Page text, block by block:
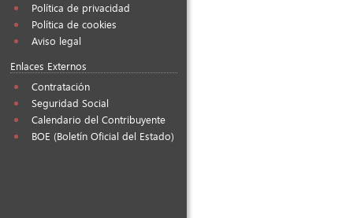
Política de privacidad
Política de cookies
Aviso legal
Enlaces Externos
Contratación
Seguridad Social
Calendario del Contribuyente
BOE (Boletín Oficial del Estado)